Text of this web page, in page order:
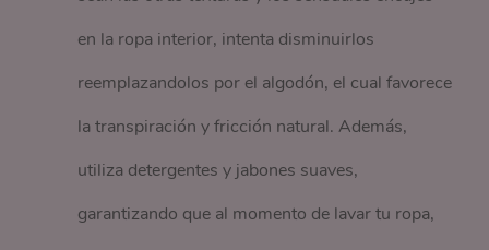
en la ropa interior, intenta disminuirlos
reemplazandolos por el algodón, el cual favorece
la transpiración y fricción natural. Además,
utiliza detergentes y jabones suaves,
garantizando que al momento de lavar tu ropa,